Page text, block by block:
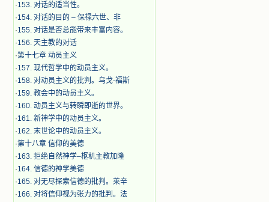
·153. 对话的适当性。
·154. 对话的目的 – 保禄六世、非
·155. 对话是否总能带来丰富内容。
·156. 天主教的对话
·第十七章 动员主义
·157. 现代哲学中的动员主义。
·158. 对动员主义的批判。乌戈-福斯
·159. 教会中的动员主义。
·160. 动员主义与转瞬即逝的世界。
·161. 新神学中的动员主义。
·162. 末世论中的动员主义。
·第十八章 信仰的美德
·163. 拒绝自然神学–枢机主教加隆
·164. 信德的神学美德
·165. 对无尽探索信德的批判。莱辛
·166. 对将信仰视为张力的批判。法